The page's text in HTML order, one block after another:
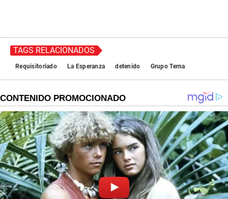
TAGS RELACIONADOS
Requisitoriado La Esperanza detenido Grupo Terna